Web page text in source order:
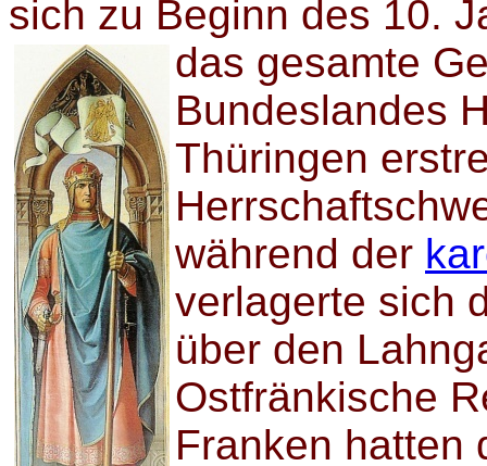
sich zu Beginn des 10.
das gesamte
Bundeslandes
Thüringen
während der
verlagerte sich
über den
Ostfränkische
Franken hatten